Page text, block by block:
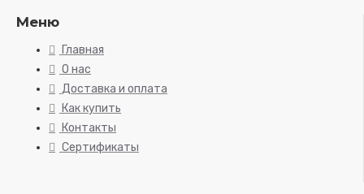
Меню
Главная
О нас
Доставка и оплата
Как купить
Контакты
Сертификаты